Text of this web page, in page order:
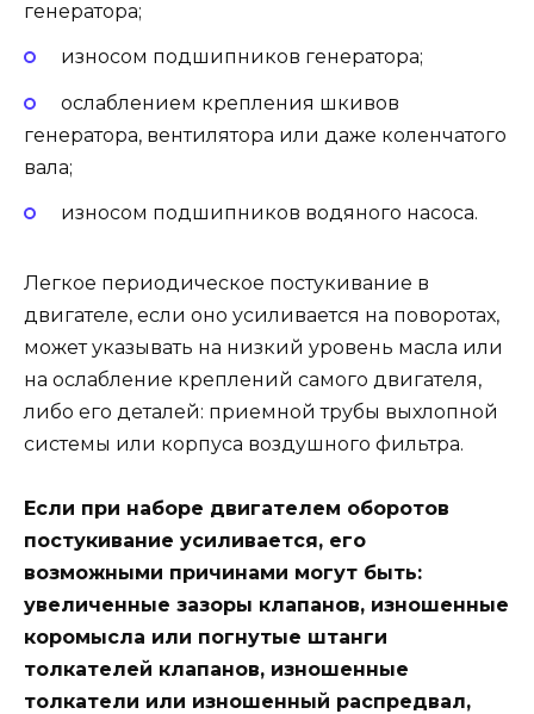
генератора;
износом подшипников генератора;
ослаблением крепления шкивов
генератора, вентилятора или даже коленчатого
вала;
износом подшипников водяного насоса.
Легкое периодическое постукивание в
двигателе, если оно усиливается на поворотах,
может указывать на низкий уровень масла или
на ослабление креплений самого двигателя,
либо его деталей: приемной трубы выхлопной
системы или корпуса воздушного фильтра.
Если при наборе двигателем оборотов
постукивание усиливается, его
возможными причинами могут быть:
увеличенные зазоры клапанов, изношенные
коромысла или погнутые штанги
толкателей клапанов, изношенные
толкатели или изношенный распредвал,